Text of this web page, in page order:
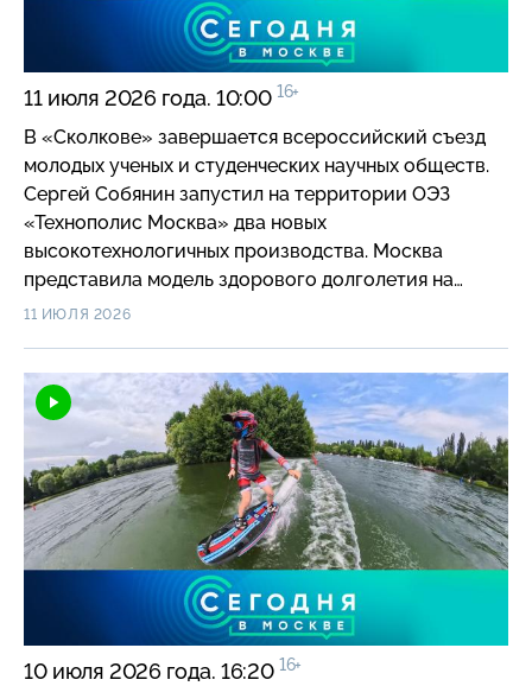
11 июля 2026 года. 10:00 16+
В «Сколкове» завершается всероссийский съезд
молодых ученых и студенческих научных обществ.
Сергей Собянин запустил на территории ОЭЗ
«Технополис Москва» два новых
высокотехнологичных производства. Москва
представила модель здорового долголетия на
форуме «Россия и мир». На Третьем транспортном
в выходные. Костюмированный заплыв на сапах
пройдет в столичном парке «Серебряный бор».
11 ИЮЛЯ 2026
10 июля 2026 года. 16:20 16+